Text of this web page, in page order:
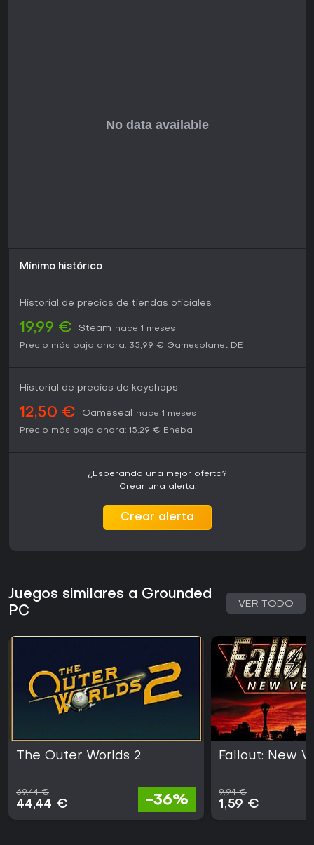
Mínimo histórico
Historial de precios de tiendas oficiales
19,99 € Steam
hace 1 meses
Precio más bajo ahora: 35,99 € Gamesplanet DE
Historial de precios de keyshops
12,50 € Gameseal
hace 1 meses
Precio más bajo ahora: 15,29 € Eneba
¿Esperando una mejor oferta?
Crear una alerta.
Crear alerta
Juegos similares a Grounded
PC
VER TODO
The Outer Worlds 2
69,44 €
44,44 € -36%
Fallout: New
9,94 €
1,59 €